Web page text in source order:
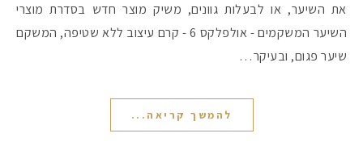
את השיער, או לבעלות גוונים, משיק מוצר חדש בסדרת מוצרי
השיער המשקמים - אולפלקס 6 - קרם עיצוב ללא שטיפה, המשקם
שיער פגום, ובעיקר…
להמשך קריאה...